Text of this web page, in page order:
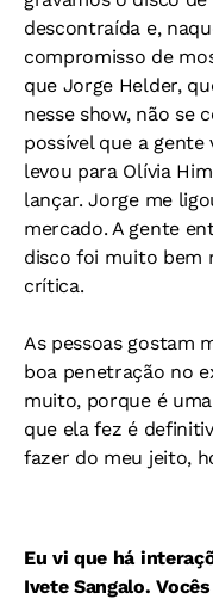
descontraída e,
compromisso de
que Jorge Helder,
nesse show, não se
possível que a gente
levou para Olívia
lançar. Jorge me
mercado. A gente
disco foi muito bem
crítica.
As pessoas gostam
boa penetração no
muito, porque é
que ela fez é
fazer do meu jeito,
Eu vi que há
Ivete Sangalo.